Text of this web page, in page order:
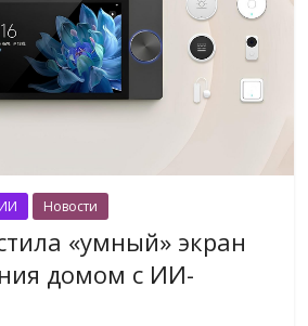
ИИ Новости
«умный» экран
домом с ИИ-